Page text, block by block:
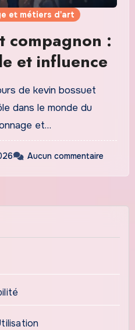
et métiers d'art
compagnon :
et influence
de kevin bossuet
dans le monde du
et…
Aucun commentaire